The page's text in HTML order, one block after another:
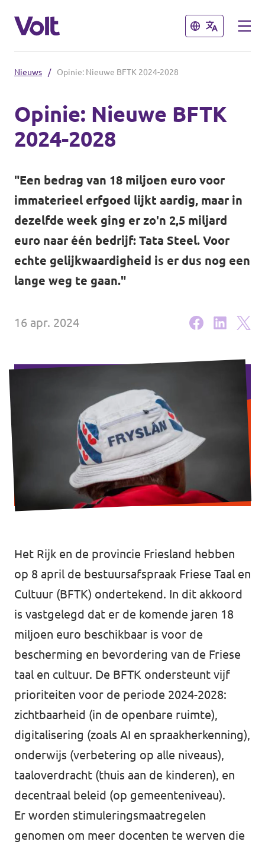
Sluiten
Nederlands
Afdelingen dichtbij
Volt Groningen
Volt Drenthe
Volt Overijssel
Sluiten
Standpunten
Over Volt
Mensen
Nieuws
Agenda
Steun Volt Fryslân!
Nieuws / Opinie: Nieuwe BFTK 2024-2028
Opinie: Nieuwe BFTK
2024-2028
"Een bedrag van 18 miljoen euro voor
immaterieel erfgoed lijkt aardig, maar in
dezelfde week ging er zo'n 2,5 miljard
euro naar één bedrijf: Tata Steel. Voor
echte gelijkwaardigheid is er dus nog een
lange weg te gaan."
16 apr. 2024
Het Rijk en de provincie Friesland hebben
op 8 april de bestuursafspraak Friese Taal en
Cultuur (BFTK) ondertekend. In dit akkoord
is vastgelegd dat er de komende jaren 18
miljoen euro beschikbaar is voor de
bescherming en bevordering van de Friese
taal en cultuur. De BFTK ondersteunt vijf
prioriteiten voor de periode 2024-2028:
zichtbaarheid (in de openbare ruimte),
digitalisering (zoals AI en spraakherkenning),
onderwijs (verbetering op alle niveaus),
taaloverdracht (thuis aan de kinderen), en
decentraal beleid (op gemeenteniveau).
Er worden stimuleringsmaatregelen
genomen om meer docenten te werven die